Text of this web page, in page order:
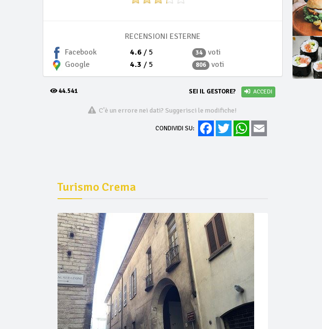
RECENSIONI ESTERNE
Facebook
4.6/ 5 34
voti
Google
4.3 / 5 806 voti
44.541 SEI IL GESTORE? ACCEDI
C'è un errore nei dati? Suggerisci le modifiche!
CONDIVIDI SU: FacebookTwitter WhatsApp
Turismo Crema